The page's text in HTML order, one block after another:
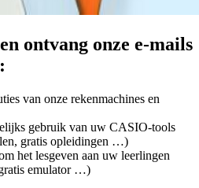
ontvang onze e-mails
van onze rekenmachines en
gebruik van uw CASIO-tools
gratis opleidingen …)
het lesgeven aan uw leerlingen
emulator …)